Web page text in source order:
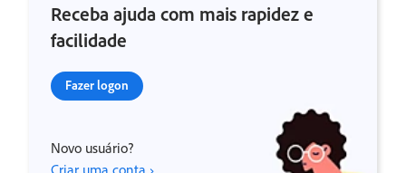
Receba ajuda com mais rapidez e
facilidade
Fazer logon
Novo usuário?
Criar uma conta ›